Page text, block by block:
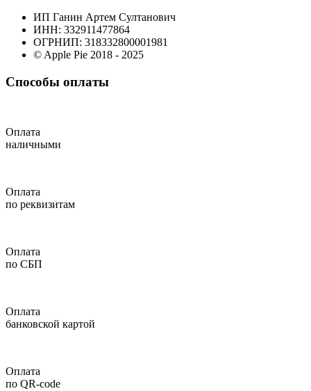
ИП Ганин Артем Султанович
ИНН: 332911477864
ОГРНИП: 318332800001981
© Apple Pie 2018 - 2025
Способы оплаты
Оплата
наличными
Оплата
по реквизитам
Оплата
по СБП
Оплата
банковской картой
Оплата
по QR-code